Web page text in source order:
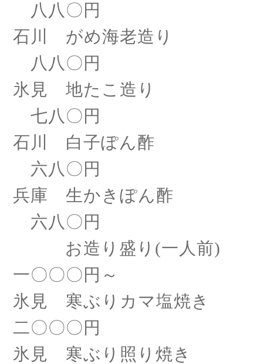
八八〇円
石川 がめ海老造り
八八〇円
氷見 地たこ造り
七八〇円
石川 白子ぽん酢
六八〇円
兵庫 生かきぽん酢
六八〇円
お造り盛り (一人前)
一〇〇〇円～
氷見 寒ぶりカマ塩焼き
二〇〇〇円
氷見 寒ぶり照り焼き